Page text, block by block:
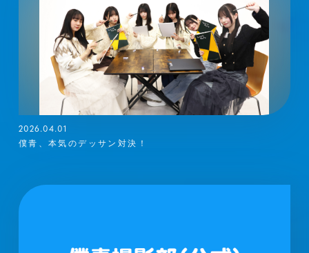
2026.04.01
僕青、本気のデッサン対決！